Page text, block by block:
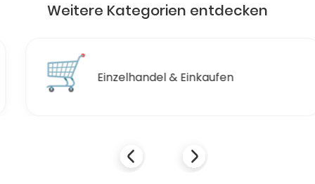
Weitere Kategorien entdecken
🛒 Einzelhandel & Einkaufen